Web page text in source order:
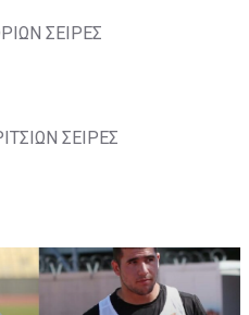
ΣΕΙΡΕΣ
ΣΕΙΡΕΣ